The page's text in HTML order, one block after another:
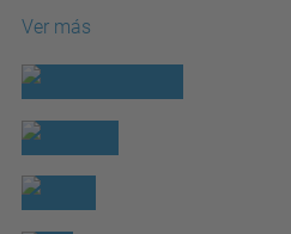
Ver más